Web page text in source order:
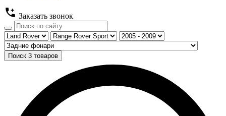
Заказать звонок
Поиск 3 товаров